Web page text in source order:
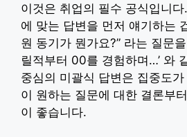
이것은 취업의 필수 공식입니
에 맞는 답변을 먼저 얘기하는
원 동기가 뭔가요?” 라는 질문
릴적부터 00를 경험하며…’ 와
중심의 미괄식 답변은 집중도
이 원하는 질문에 대한 결론부
이 좋습니다.